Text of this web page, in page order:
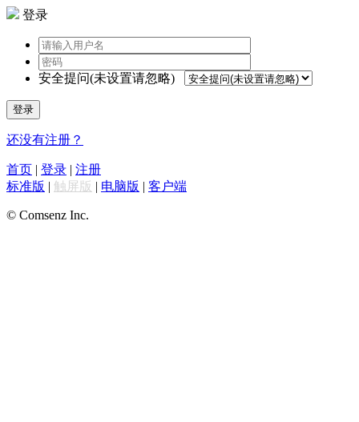
登录
安全提问(未设置请忽略)
登录
还没有注册？
首页 | 登录 | 注册
标准版 | 触屏版 | 电脑版 | 客户端
© Comsenz Inc.